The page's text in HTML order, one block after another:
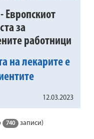
за
работници
на лекарите е
12.03.2023
740 записи)